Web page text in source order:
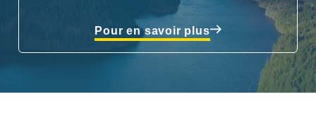
Pour en savoir plus